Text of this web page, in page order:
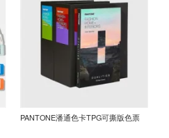
PANTONE潘通色卡TPG可撕版色票